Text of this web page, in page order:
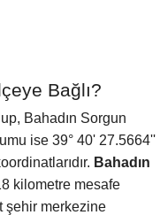
Bağlı?
Bahadın Sorgun
ise 39° 40' 27.5664''
Bahadın
kilometre mesafe
şehir merkezine